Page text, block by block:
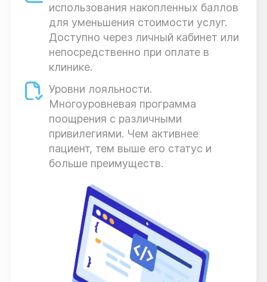
использования накопленных баллов
для уменьшения стоимости услуг.
Доступно через личный кабинет или
непосредственно при оплате в
клинике.
Уровни лояльности.
Многоуровневая программа
поощрения с различными
привилегиями. Чем активнее
пациент, тем выше его статус и
больше преимуществ.